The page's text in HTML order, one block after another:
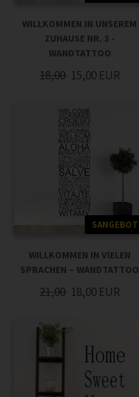
WILLKOMMEN IN UNSEREM
ZUHAUSE NR. 3 -
WANDTATTOO
18,00 15,00 EUR
SANGEBOT
WILLKOMMEN IN VIELEN
SPRACHEN – WANDTATTOO
21,00 18,00 EUR